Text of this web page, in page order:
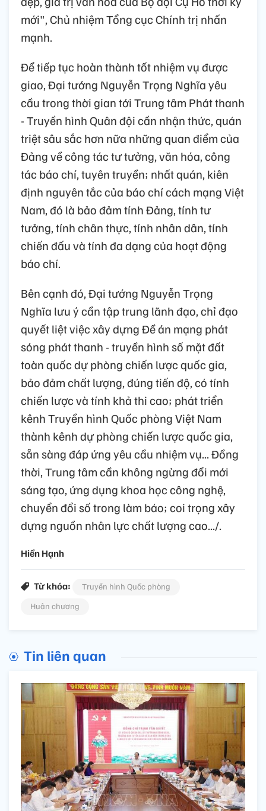
mới", Chủ nhiệm Tổng cục Chính trị nhấn
mạnh.
Để tiếp tục hoàn thành tốt nhiệm vụ được
giao, Đại tướng Nguyễn Trọng Nghĩa yêu
cầu trong thời gian tới Trung tâm Phát thanh
- Truyền hình Quân đội cần nhận thức, quán
triệt sâu sắc hơn nữa những quan điểm của
Đảng về công tác tư tưởng, văn hóa, công
tác báo chí, tuyên truyền; nhất quán, kiên
định nguyên tắc của báo chí cách mạng Việt
Nam, đó là bảo đảm tính Đảng, tính tư
tưởng, tính chân thực, tính nhân dân, tính
chiến đấu và tính đa dạng của hoạt động
báo chí.
Bên cạnh đó, Đại tướng Nguyễn Trọng
Nghĩa lưu ý cần tập trung lãnh đạo, chỉ đạo
quyết liệt việc xây dựng Đề án mạng phát
sóng phát thanh - truyền hình số mặt đất
toàn quốc dự phòng chiến lược quốc gia,
bảo đảm chất lượng, đúng tiến độ, có tính
chiến lược và tính khả thi cao; phát triển
kênh Truyền hình Quốc phòng Việt Nam
thành kênh dự phòng chiến lược quốc gia,
sẵn sàng đáp ứng yêu cầu nhiệm vụ... Đồng
thời, Trung tâm cần không ngừng đổi mới
sáng tạo, ứng dụng khoa học công nghệ,
chuyển đổi số trong làm báo; coi trọng xây
dựng nguồn nhân lực chất lượng cao.../.
Hiền Hạnh
Từ khóa:
Truyền hình Quốc phòng
Huân chương
Tin liên quan